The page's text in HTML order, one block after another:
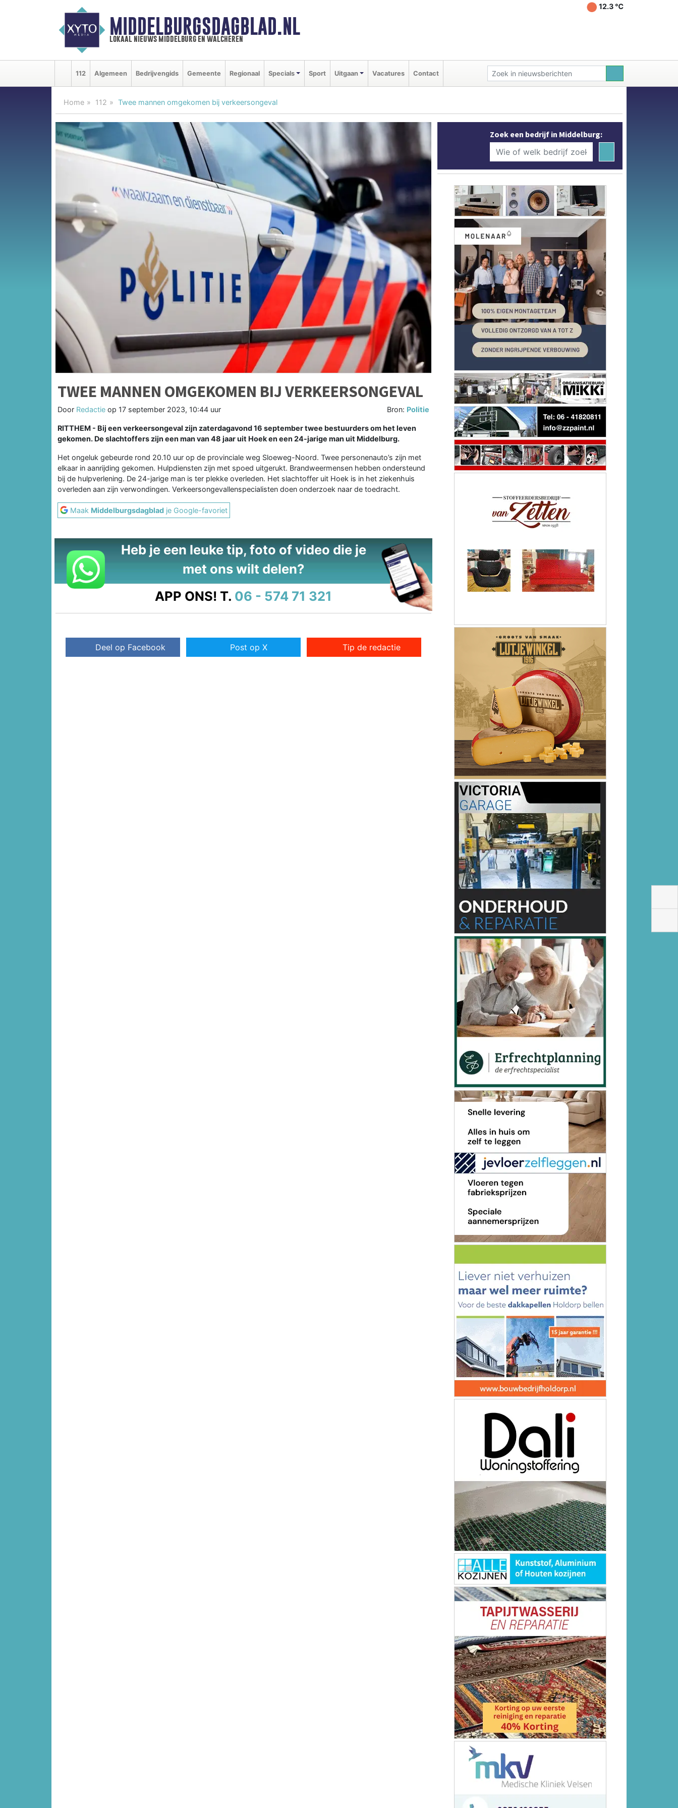
MIDDELBURGSDAGBLAD.NL
lokaal nieuws middelburg en walcheren
12.3 ℃
112 Algemeen Bedrijvengids Gemeente Regionaal Specials Sport Uitgaan Vacatures Contact
Home 112 Twee mannen omgekomen bij verkeersongeval
TWEE MANNEN OMGEKOMEN BIJ VERKEERSONGEVAL
Door Redactie op 17 september 2023, 10:44 uur Bron: Politie
RITTHEM - Bij een verkeersongeval zijn zaterdagavond 16 september twee bestuurders om het leven
gekomen. De slachtoffers zijn een man van 48 jaar uit Hoek en een 24-jarige man uit Middelburg.
Het ongeluk gebeurde rond 20.10 uur op de provinciale weg Sloeweg-Noord. Twee personenauto’s zijn met
elkaar in aanrijding gekomen. Hulpdiensten zijn met spoed uitgerukt. Brandweermensen hebben ondersteund
bij de hulpverlening. De 24-jarige man is ter plekke overleden. Het slachtoffer uit Hoek is in het ziekenhuis
overleden aan zijn verwondingen. Verkeersongevallenspecialisten doen onderzoek naar de toedracht.
Maak Middelburgsdagblad je Google-favoriet
Heb je een leuke tip, foto of video die je
met ons wilt delen?
APP ONS! T. 06 - 574 71 321
Deel op Facebook Post op X Tip de redactie
Zoek een bedrijf in Middelburg: